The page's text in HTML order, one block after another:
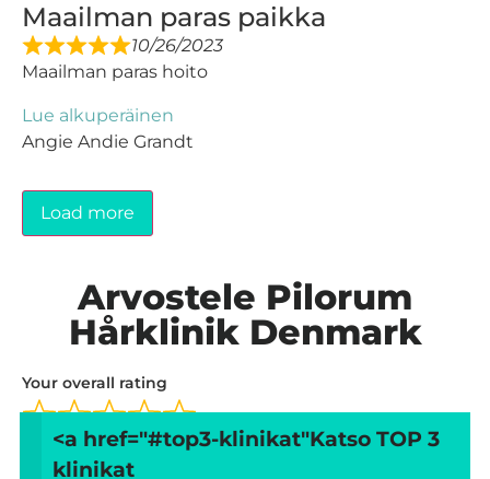
Maailman paras paikka
10/26/2023
Maailman paras hoito
Lue alkuperäinen
Angie Andie Grandt
Load more
Arvostele Pilorum
Hårklinik Denmark
Your overall rating
Title of your review
<a href="#top3-klinikat"Katso TOP 3
klinikat